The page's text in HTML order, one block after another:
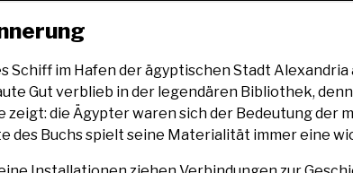
Schiff im Hafen der ägyp­ti­schen Stadt
Gut ver­blieb in der legen­dä­ren Biblio­thek,
zeigt: die Ägyp­ter waren sich der Bedeu­tung
Buchs spielt sei­ne Mate­ria­li­tät immer eine